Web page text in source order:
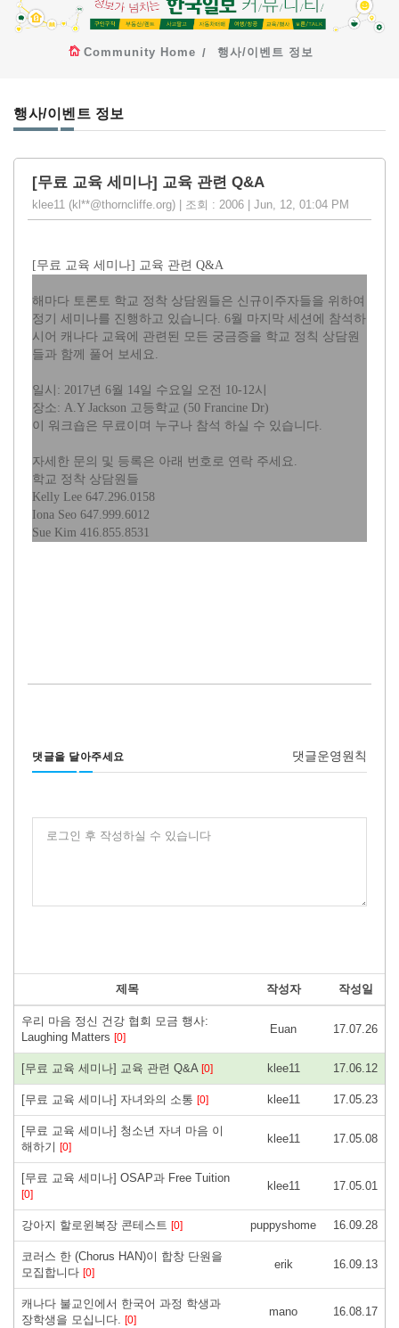
Community Home 행사/이벤트 정보
행사/이벤트 정보
[무료 교육 세미나] 교육 관련 Q&A
klee11 (kl**@thorncliffe.org) | 조회 : 2006 | Jun, 12, 01:04 PM
[무료 교육 세미나] 교육 관련 Q&A
해마다 토론토 학교 정착 상담원들은 신규이주자들을 위하여
정기 세미나를 진행하고 있습니다. 6월 마지막 세션에 참석하
시어 캐나다 교육에 관련된 모든 궁금증을 학교 정칙 상담원
들과 함께 풀어 보세요.
일시: 2017년 6월 14일 수요일 오전 10-12시
장소: A.Y Jackson 고등학교 (50 Francine Dr)
이 워크숍은 무료이며 누구나 참석 하실 수 있습니다.
자세한 문의 및 등록은 아래 번호로 연락 주세요.
학교 정착 상담원들
Kelly Lee 647.296.0158
Iona Seo 647.999.6012
Sue Kim 416.855.8531
댓글을 달아주세요 댓글운영원칙
로그인 후 작성하실 수 있습니다
제목 작성자 작성일
우리 마음 정신 건강 협회 모금 행사:
Laughing Matters [0]
Euan 17.07.26
[무료 교육 세미나] 교육 관련 Q&A [0] klee11 17.06.12
[무료 교육 세미나] 자녀와의 소통 [0] klee11 17.05.23
[무료 교육 세미나] 청소년 자녀 마음 이
해하기 [0]
klee11 17.05.08
[무료 교육 세미나] OSAP과 Free Tuition
[0]
klee11 17.05.01
강아지 할로윈복장 콘테스트 [0] puppyshome 16.09.28
코러스 한 (Chorus HAN)이 합창 단원을
모집합니다 [0]
erik 16.09.13
캐나다 불교인에서 한국어 과정 학생과
장학생을 모십니다. [0]
mano 16.08.17